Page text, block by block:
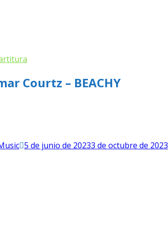
Courtz – BEACHY
5 de junio de 20233 de octubre de 2023